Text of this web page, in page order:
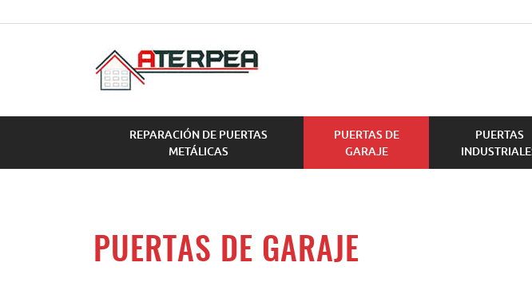
REPARACIÓN DE PUERTAS
METÁLICAS
PUERTAS DE
GARAJE
PUERTAS
PUERTAS DE GARAJE